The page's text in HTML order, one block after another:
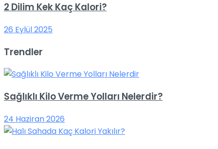
2 Dilim Kek Kaç Kalori?
26 Eylül 2025
Trendler
Sağlıklı Kilo Verme Yolları Nelerdir?
24 Haziran 2026